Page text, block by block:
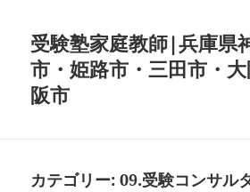
受験塾家庭教師|兵庫県
市・姫路市・三田市・
阪市
カテゴリー:09.受験コンサル